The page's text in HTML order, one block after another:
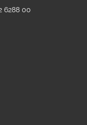
6288 00